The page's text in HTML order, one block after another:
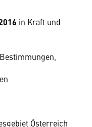
in Kraft und
Österreich